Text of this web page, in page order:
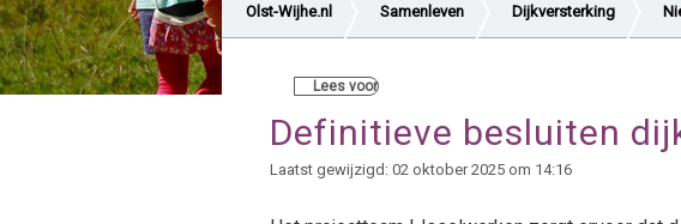
Olst-Wijhe.nl Samenleven Dijkversterking
Lees voor
Definitieve besluiten
Laatst gewijzigd: 02 oktober 2025 om 14:16